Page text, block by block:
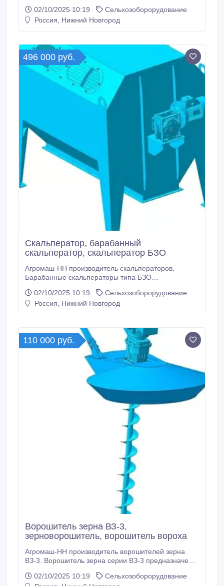
бункеров, хранилищ, конвейеров, а также для
загрузки продукта в технологическое оборудование.
пневмоприводом во все регионы.
02/10/2025 10:19
Сельхозоборорудование
Россия, Нижний Новгород
496 000 руб.
Скальператор, барабанный
скальператор, скальператор БЗО
Агромаш-НН производитель скальператоров.
Барабанные скальператоры типа БЗО
(для выделения случайно попавших во время
уборки, хранения и транспортировки грубых,
распределительных устройств последующего
зерноочистительного оборудования).
02/10/2025 10:19
Сельхозоборорудование
Россия, Нижний Новгород
110 000 руб.
Ворошитель зерна ВЗ-3,
зерноворошитель, ворошитель вороха
Агромаш-НН производитель ворошителей зерна
ВЗ-3. Ворошитель зерна серии ВЗ-3 предназначен
частично заменяет собой дорогостоящую систему
02/10/2025 10:19
Сельхозоборорудование